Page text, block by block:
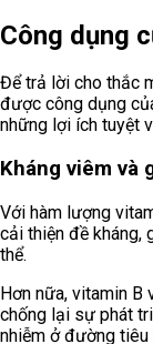
Công dụng
Để trả lời cho thắc
được công dụng
những lợi ích tuyệt
Kháng viêm và
Với hàm lượng
cải thiện đề kháng,
thể.
Hơn nữa, vitamin B
chống lại sự phát
nhiễm ở đường tiêu